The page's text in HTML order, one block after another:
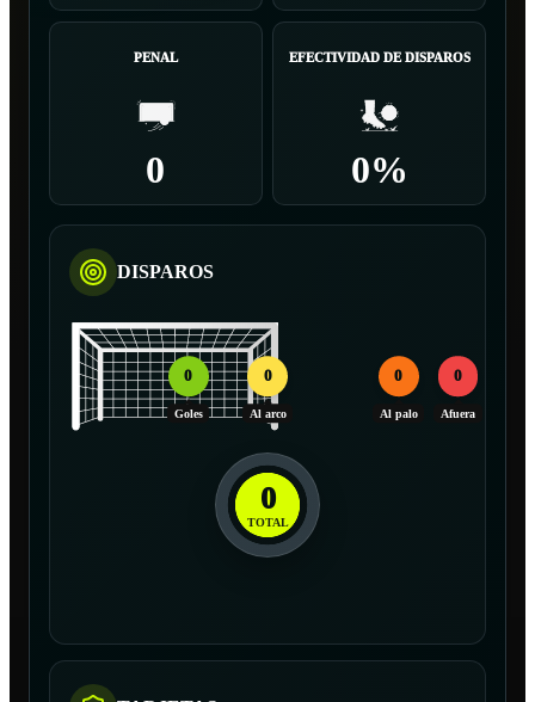
PENAL
0
EFECTIVIDAD DE DISPAROS
0%
DISPAROS
0
Goles
0
Al arco
0
Al palo
0
Afuera
0
TOTAL